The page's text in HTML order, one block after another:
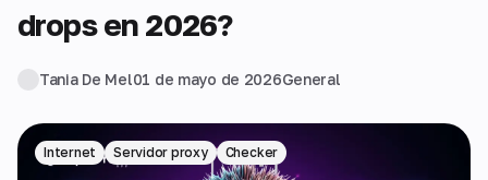
drops en 2026?
Tania De Mel01 de mayo de 2026General
Internet Servidor proxy Checker